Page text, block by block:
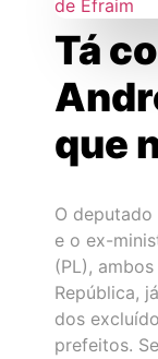
Tá
que
O deputado
e o ex-
(PL),
República,
dos
prefeitos.